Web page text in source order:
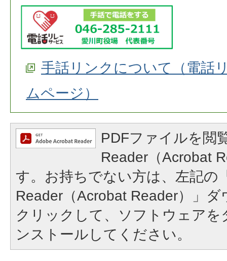
手話リンクについて（電話
ムページ）
PDFファイルを閲
Reader（Acrobat
す。お持ちでない方は、左記の
Reader（Acrobat Reader）」
クリックして、ソフトウェア
ンストールしてください。